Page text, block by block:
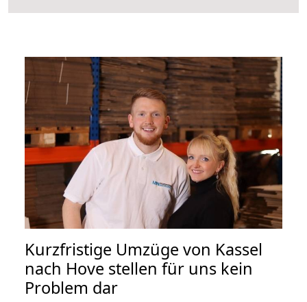
Kurzfristige Umzüge von Kassel
nach Hove stellen für uns kein
Problem dar